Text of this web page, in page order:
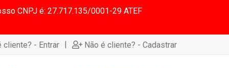
CNPJ é: 27.717.135/0001-29 ATEF
cliente? - Entrar | Não é cliente? - Cadastrar